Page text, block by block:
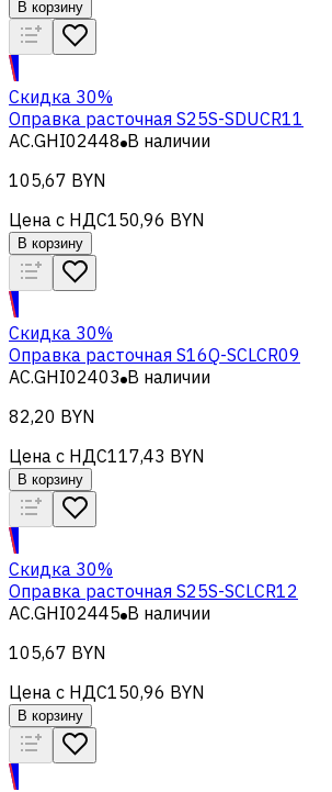
В корзину
Скидка 30%
Оправка расточная S25S-SDUCR11
AC.GHI02448 В наличии
105,67 BYN
Цена с НДС150,96 BYN
В корзину
Скидка 30%
Оправка расточная S16Q-SCLCR09
AC.GHI02403 В наличии
82,20 BYN
Цена с НДС117,43 BYN
В корзину
Скидка 30%
Оправка расточная S25S-SCLCR12
AC.GHI02445 В наличии
105,67 BYN
Цена с НДС150,96 BYN
В корзину